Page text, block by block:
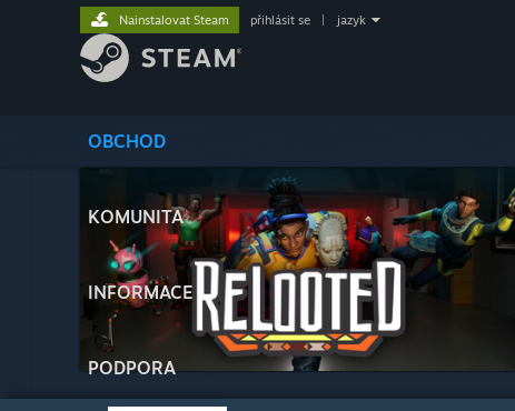
OBCHOD
KOMUNITA
INFORMACE
PODPORA
Nainstalovat Steam přihlásit se jazyk